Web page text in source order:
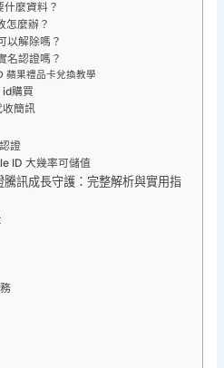
麼資料？
怎麼辦？
以解除嗎？
名認證嗎？
蘋果禮品卡兌換教學
id購買
收簡訊
證
ID 大幾率可儲值
訊成長守護：完整解析與實用指